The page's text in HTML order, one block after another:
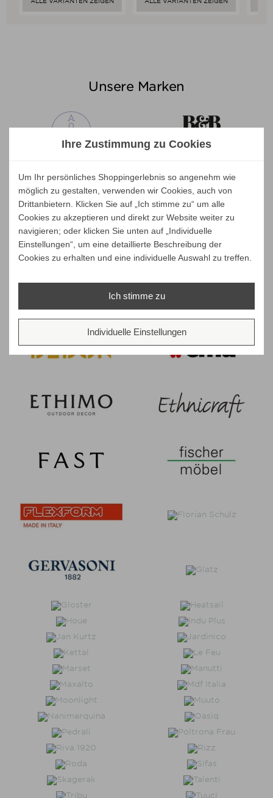
Unsere Marken
Ihre Zustimmung zu Cookies
Um Ihr persönliches Shoppingerlebnis so angenehm wie
möglich zu gestalten, verwenden wir Cookies, auch von
Drittanbietern. Klicken Sie auf „Ich stimme zu“ um alle
Cookies zu akzeptieren und direkt zur Website weiter zu
navigieren; oder klicken Sie unten auf „Individuelle
Einstellungen“, um eine detaillierte Beschreibung der
Cookies zu erhalten und eine individuelle Auswahl zu treffen.
Ich stimme zu
Individuelle Einstellungen